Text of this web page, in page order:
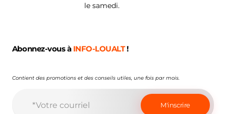
le samedi.
Abonnez-vous à INFO-LOUALT!
Contient des promotions et des conseils utiles, une fois par mois.